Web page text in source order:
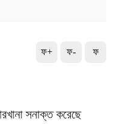
ফ+ ফ- ফ
সনাক্ত করেছে